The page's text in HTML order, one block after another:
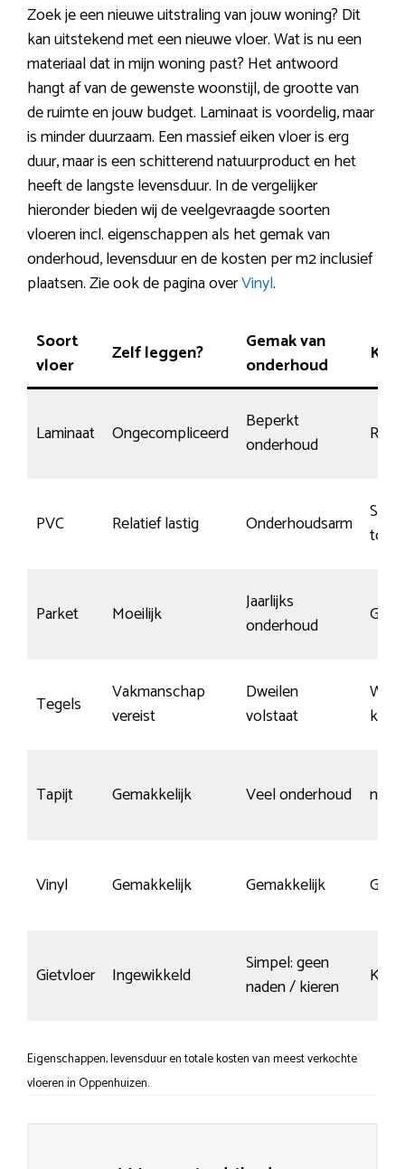
Zoek je een nieuwe uitstraling van jouw woning? Dit
kan uitstekend met een nieuwe vloer. Wat is nu een
materiaal dat in mijn woning past? Het antwoord
hangt af van de gewenste woonstijl, de grootte van
de ruimte en jouw budget. Laminaat is voordelig, maar
is minder duurzaam. Een massief eiken vloer is erg
duur, maar is een schitterend natuurproduct en het
heeft de langste levensduur. In de vergelijker
hieronder bieden wij de veelgevraagde soorten
vloeren incl. eigenschappen als het gemak van
onderhoud, levensduur en de kosten per m2 inclusief
plaatsen. Zie ook de pagina overVinyl.
Soort
vloer
Zelf leggen?
Gemak van
onderhoud
Laminaat Ongecompliceerd
Beperkt
onderhoud
PVC Relatief lastig Onderhoudsarm
Parket Moeilijk
Jaarlijks
onderhoud
Tegels
Vakmanschap
vereist
Dweilen
volstaat
Tapijt Gemakkelijk Veel onderhoud niet
Vinyl Gemakkelijk Gemakkelijk
Gietvloer Ingewikkeld
Simpel: geen
naden / kieren
Eigenschappen, levensduur en totale kosten van meest verkochte
vloeren in Oppenhuizen.